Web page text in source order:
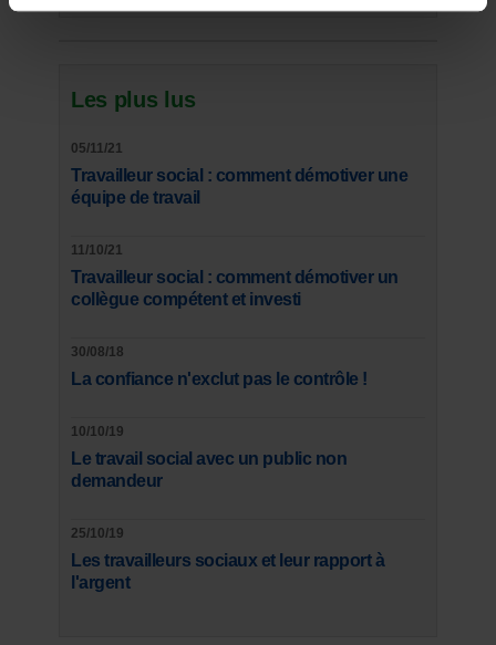
Les plus lus
05/11/21
Travailleur social : comment démotiver une
équipe de travail
11/10/21
Travailleur social : comment démotiver un
collègue compétent et investi
30/08/18
La confiance n'exclut pas le contrôle !
10/10/19
Le travail social avec un public non
demandeur
25/10/19
Les travailleurs sociaux et leur rapport à
l'argent